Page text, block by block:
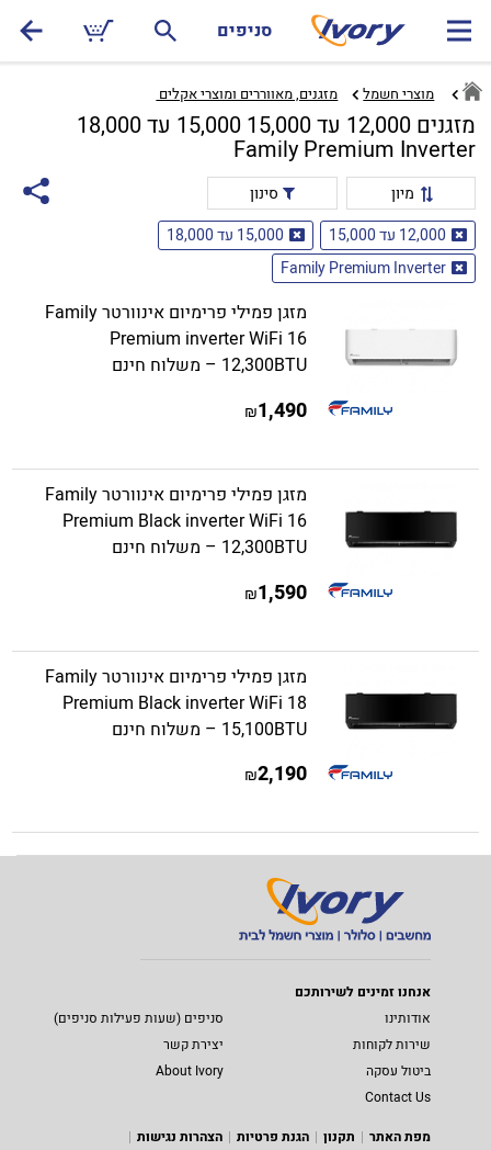
סניפים
מוצרי חשמל מזגנים, מאווררים ומוצרי אקלים ‏
מזגנים 12,000 עד 15,000 15,000 עד 18,000
Family Premium Inverter
מיון
סינון
12,000 עד 15,000
15,000 עד 18,000
Family Premium Inverter
מזגן פמילי פרימיום אינוורטר Family
Premium inverter WiFi 16
12,300BTU – משלוח חינם
1,490
₪
מזגן פמילי פרימיום אינוורטר Family
Premium Black inverter WiFi 16
12,300BTU – משלוח חינם
1,590
₪
מזגן פמילי פרימיום אינוורטר Family
Premium Black inverter WiFi 18
15,100BTU – משלוח חינם
2,190
₪
אנחנו זמינים לשירותכם
אודותינו
סניפים (שעות פעילות סניפים)
שירות לקוחות
יצירת קשר
ביטול עסקה
About Ivory
Contact Us
מפת האתר
תקנון הגנת פרטיות
הצהרות נגישות